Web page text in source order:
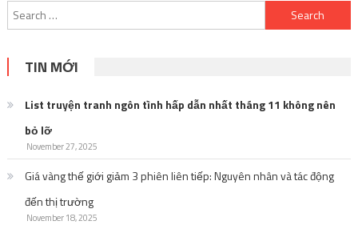
Search
for:
TIN MỚI
List truyện tranh ngôn tình hấp dẫn nhất tháng 11 không nên
bỏ lỡ
November 27, 2025
Giá vàng thế giới giảm 3 phiên liên tiếp: Nguyên nhân và tác động
đến thị trường
November 18, 2025